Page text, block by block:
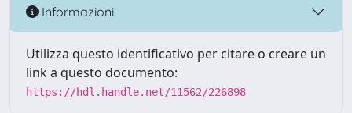
Informazioni
Utilizza questo identificativo per citare o creare un
link a questo documento:
https://hdl.handle.net/11562/226898